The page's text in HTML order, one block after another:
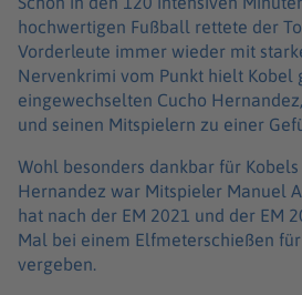
hochwertigen Fußball rettete der
Vorderleute immer wieder mit
Nervenkrimi vom Punkt hielt Kobel
eingewechselten Cucho
und seinen Mitspielern zu einer
Wohl besonders dankbar für
Hernandez war Mitspieler Manuel
hat nach der EM 2021 und der EM
Mal bei einem Elfmeterschießen
vergeben.